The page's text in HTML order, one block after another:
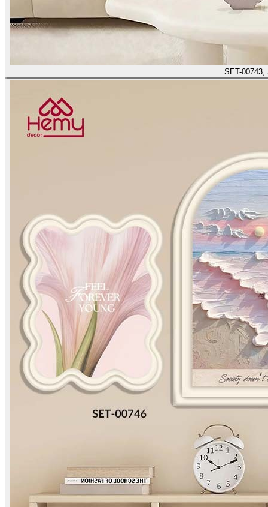
SET-